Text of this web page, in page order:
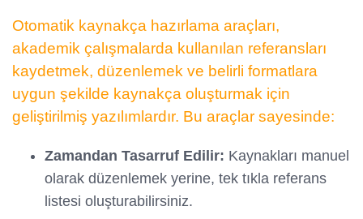
Otomatik kaynakça hazırlama araçları,
akademik çalışmalarda kullanılan referansları
kaydetmek, düzenlemek ve belirli formatlara
uygun şekilde kaynakça oluşturmak için
geliştirilmiş yazılımlardır. Bu araçlar sayesinde:
Zamandan Tasarruf Edilir: Kaynakları manuel
olarak düzenlemek yerine, tek tıkla referans
listesi oluşturabilirsiniz.